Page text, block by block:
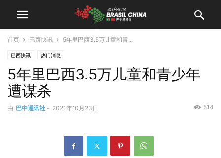
首页 巴西快讯 5年里巴西3.5万儿童和青...
巴西快讯 热门消息
5年里巴西3.5万儿童和青少年
遭谋杀
由 巴中通讯社 - 2021年10月23日 514